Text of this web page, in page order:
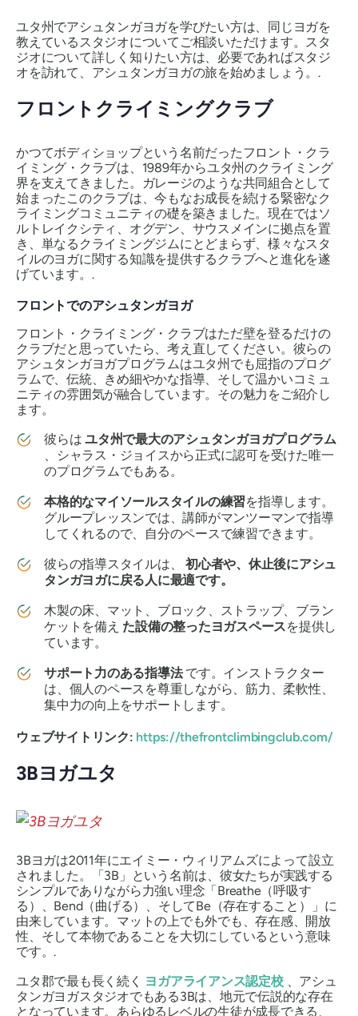
ユタ州でアシュタンガヨガを学びたい方は、同じヨガを
教えているスタジオについてご相談いただけます。スタ
ジオについて詳しく知りたい方は、必要であればスタジ
オを訪れて、アシュタンガヨガの旅を始めましょう。.
フロントクライミングクラブ
かつてボディショップという名前だったフロント・クラ
イミング・クラブは、1989年からユタ州のクライミング
界を支えてきました。ガレージのような共同組合として
始まったこのクラブは、今もなお成長を続ける緊密なク
ライミングコミュニティの礎を築きました。現在ではソ
ルトレイクシティ、オグデン、サウスメインに拠点を置
き、単なるクライミングジムにとどまらず、様々なスタ
イルのヨガに関する知識を提供するクラブへと進化を遂
げています。.
フロントでのアシュタンガヨガ
フロント・クライミング・クラブはただ壁を登るだけの
クラブだと思っていたら、考え直してください。彼らの
アシュタンガヨガプログラムはユタ州でも屈指のプログ
ラムで、伝統、きめ細やかな指導、そして温かいコミュ
ニティの雰囲気が融合しています。その魅力をご紹介し
ます。
彼らはユタ州で最大のアシュタンガヨガプログラム
、シャラス・ジョイスから正式に認可を受けた唯一
のプログラムでもある。
本格的なマイソールスタイルの練習を指導します。
グループレッスンでは、講師がマンツーマンで指導
してくれるので、自分のペースで練習できます。
彼らの指導スタイルは、
初心者や、休止後にアシュ
タンガヨガに戻る人に最適です。
木製の床、マット、ブロック、ストラップ、ブラン
ケットを備え た設備の整ったヨガスペースを提供し
ています。
サポート力のある指導法です。インストラクター
は、個人のペースを尊重しながら、筋力、柔軟性、
集中力の向上をサポートします。
ウェブサイトリンク: https://thefrontclimbingclub.com/
3Bヨガユタ
3Bヨガは2011年にエイミー・ウィリアムズによって設立
されました。「3B」という名前は、彼女たちが実践する
シンプルでありながら力強い理念「Breathe（呼吸す
る）、Bend（曲げる）、そしてBe（存在すること）」に
由来しています。マットの上でも外でも、存在感、開放
性、そして本物であることを大切にしているという意味
です。.
ユタ郡で最も長く続く ヨガアライアンス認定校
、アシュ
タンガヨガスタジオでもある3Bは、地元で伝説的な存在
となっています。あらゆるレベルの生徒が成長できる、